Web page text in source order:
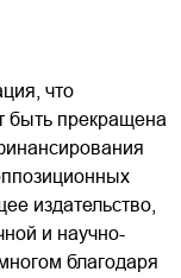
что
быть прекращена
издательство,
и научно-
благодаря